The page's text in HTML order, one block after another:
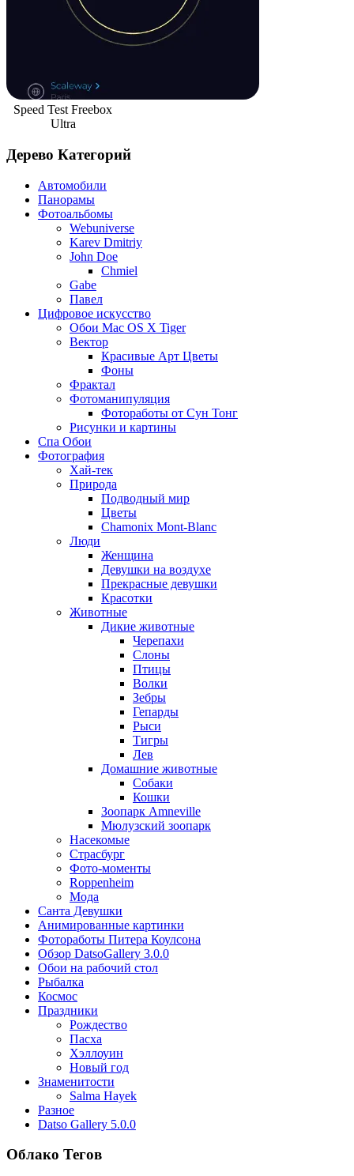
Speed Test Freebox
Ultra
Дерево Категорий
Автомобили
Панорамы
Фотоальбомы
Webuniverse
Karev Dmitriy
John Doe
Chmiel
Gabe
Павел
Цифровое искусство
Обои Mac OS X Tiger
Вектор
Красивые Арт Цветы
Фоны
Фрактал
Фотоманипуляция
Фотоработы от Сун Тонг
Рисунки и картины
Спа Обои
Фотография
Хай-тек
Природа
Подводный мир
Цветы
Chamonix Mont-Blanc
Люди
Женщина
Девушки на воздухе
Прекрасные девушки
Красотки
Животные
Дикие животные
Черепахи
Слоны
Птицы
Волки
Зебры
Гепарды
Рыси
Тигры
Лев
Домашние животные
Собаки
Кошки
Зоопарк Amneville
Мюлузский зоопарк
Насекомые
Страсбург
Фото-моменты
Roppenheim
Мода
Санта Девушки
Aнимированные картинки
Фотоработы Питера Коулсона
Обзор DatsoGallery 3.0.0
Обои на рабочий стол
Рыбалка
Космос
Праздники
Рождество
Пасха
Хэллоуин
Новый год
Знаменитости
Salma Hayek
Разное
Datso Gallery 5.0.0
Облако Тегов